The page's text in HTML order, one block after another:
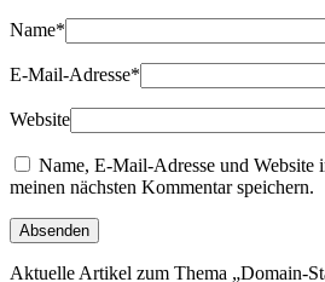
Name*
E-Mail-Adresse*
Website
Name, E-Mail-Adresse und Website
meinen nächsten Kommentar speichern.
Aktuelle Artikel zum Thema „Domain-